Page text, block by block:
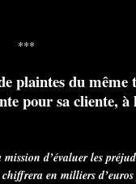
***
plaintes du même
pour sa cliente, à
d’évaluer les
chiffrera en milliers